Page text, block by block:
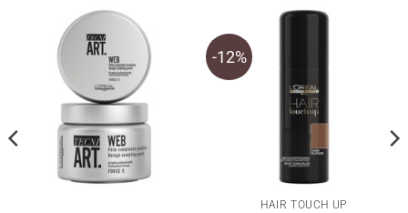
-12%
HAIR TOUCH UP